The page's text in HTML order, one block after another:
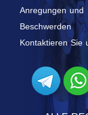
Anregungen und
Beschwerden
Kontaktieren Sie